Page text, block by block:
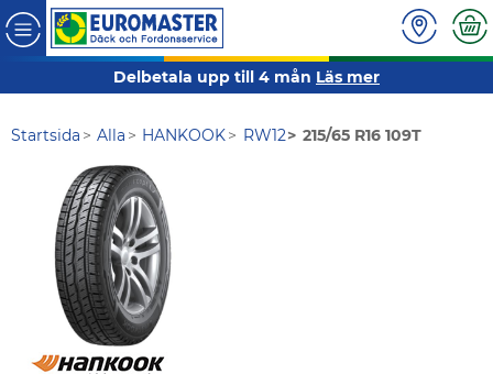
Delbetala upp till 4 mån Läs mer
Startsida Alla HANKOOK RW12 215/65 R16 109T